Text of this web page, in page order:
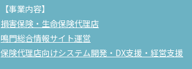
【事業内容】
損害保険・生命保険代理店
鳴門総合情報サイト運営
保険代理店向けシステム開発・DX支援・経営支援